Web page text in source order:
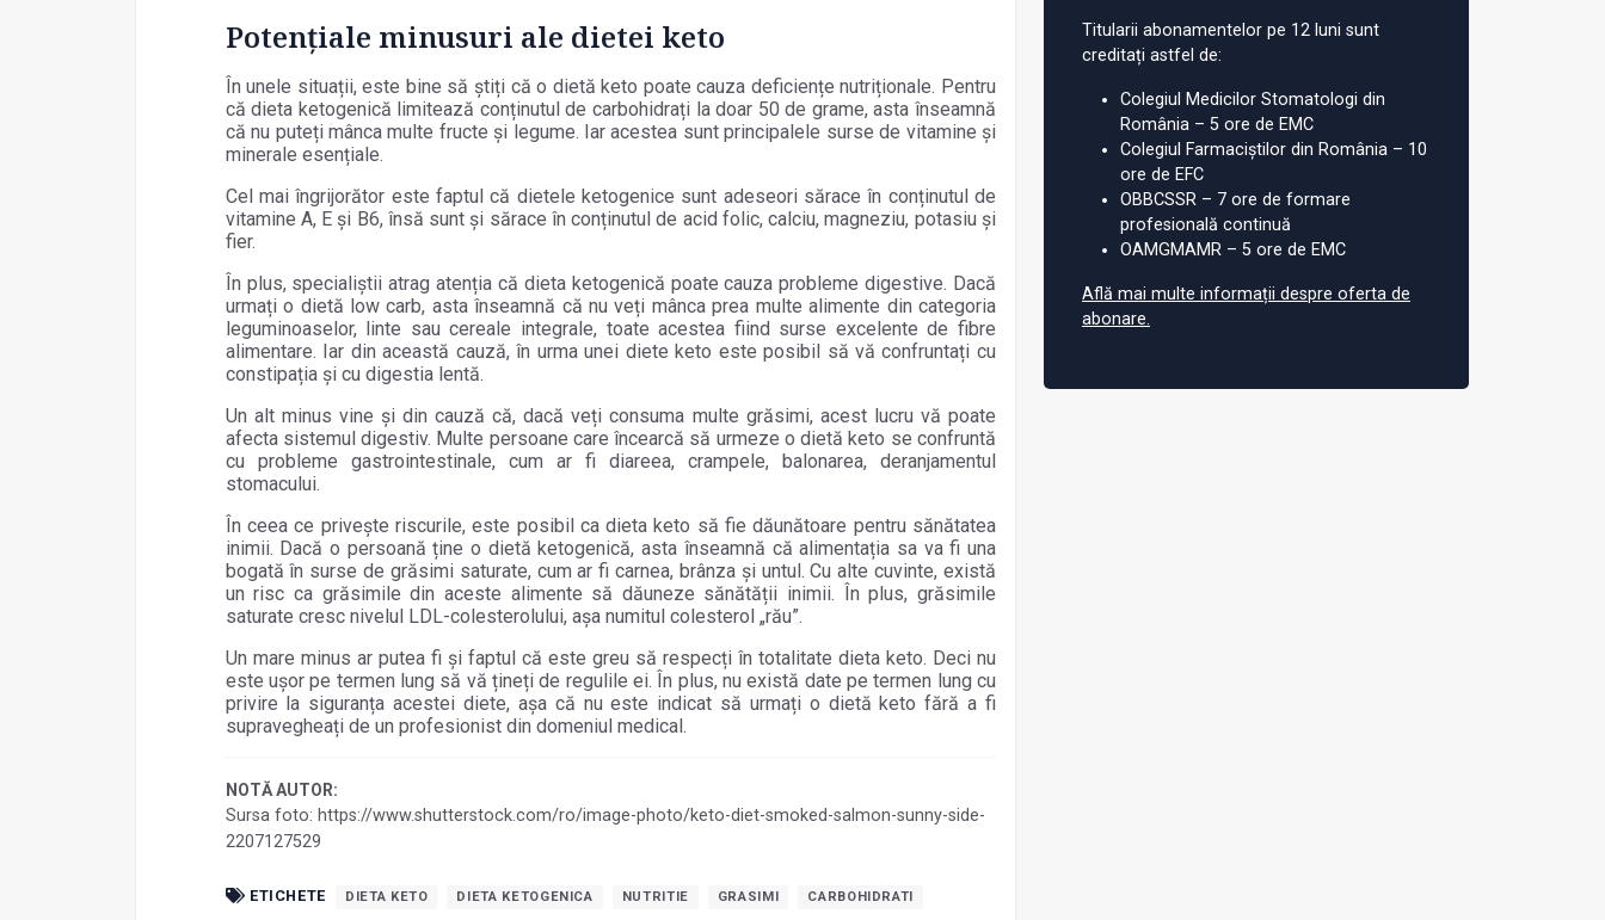
Potențiale minusuri ale dietei keto
În unele situații, este bine să știți că o dietă keto poate cauza deficiențe nutriționale. Pentru
că dieta ketogenică limitează conținutul de carbohidrați la doar 50 de grame, asta înseamnă
că nu puteți mânca multe fructe și legume. Iar acestea sunt principalele surse de vitamine și
minerale esențiale.
Cel mai îngrijorător este faptul că dietele ketogenice sunt adeseori sărace în conținutul de
vitamine A, E și B6, însă sunt și sărace în conținutul de acid folic, calciu, magneziu, potasiu și
fier.
În plus, specialiștii atrag atenția că dieta ketogenică poate cauza probleme digestive. Dacă
urmați o dietă low carb, asta înseamnă că nu veți mânca prea multe alimente din categoria
leguminoaselor, linte sau cereale integrale, toate acestea fiind surse excelente de fibre
alimentare. Iar din această cauză, în urma unei diete keto este posibil să vă confruntați cu
constipația și cu digestia lentă.
Un alt minus vine și din cauză că, dacă veți consuma multe grăsimi, acest lucru vă poate
afecta sistemul digestiv. Multe persoane care încearcă să urmeze o dietă keto se confruntă
cu probleme gastrointestinale, cum ar fi diareea, crampele, balonarea, deranjamentul
stomacului.
În ceea ce privește riscurile, este posibil ca dieta keto să fie dăunătoare pentru sănătatea
inimii. Dacă o persoană ține o dietă ketogenică, asta înseamnă că alimentația sa va fi una
bogată în surse de grăsimi saturate, cum ar fi carnea, brânza și untul. Cu alte cuvinte, există
un risc ca grăsimile din aceste alimente să dăuneze sănătății inimii. În plus, grăsimile
saturate cresc nivelul LDL-colesterolului, așa numitul colesterol „rău”.
Un mare minus ar putea fi și faptul că este greu să respecți în totalitate dieta keto. Deci nu
este ușor pe termen lung să vă țineți de regulile ei. În plus, nu există date pe termen lung cu
privire la siguranța acestei diete, așa că nu este indicat să urmați o dietă keto fără a fi
supravegheați de un profesionist din domeniul medical.
NOTĂ AUTOR:
Sursa foto: https://www.shutterstock.com/ro/image-photo/keto-diet-smoked-salmon-sunny-side-
2207127529
ETICHETE DIETA KETO DIETA KETOGENICA NUTRITIE GRASIMI CARBOHIDRATI
Titularii abonamentelor pe 12 luni sunt
creditați astfel de:
Colegiul Medicilor Stomatologi din
România – 5 ore de EMC
Colegiul Farmaciștilor din România – 10
ore de EFC
OBBCSSR – 7 ore de formare
profesională continuă
OAMGMAMR – 5 ore de EMC
Află mai multe informații despre oferta de
abonare.